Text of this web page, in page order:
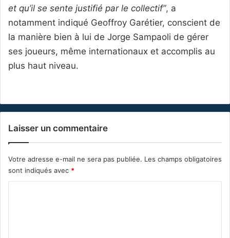
et qu’il se sente justifié par le collectif”, a
notamment indiqué Geoffroy Garétier, conscient de
la manière bien à lui de Jorge Sampaoli de gérer
ses joueurs, même internationaux et accomplis au
plus haut niveau.
Laisser un commentaire
Votre adresse e-mail ne sera pas publiée. Les champs obligatoires
sont indiqués avec *